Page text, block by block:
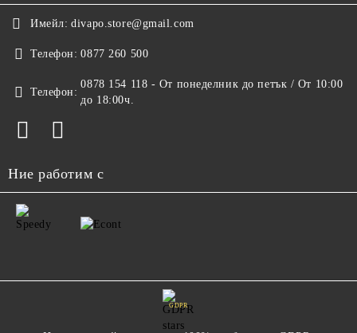
Имейл: divapo.store@gmail.com
Телефон: 0877 260 500
Телефон:
0878 154 118 - От понеделник до петък / От 10:00
до 18:00ч.
Ние работим с
GDPR